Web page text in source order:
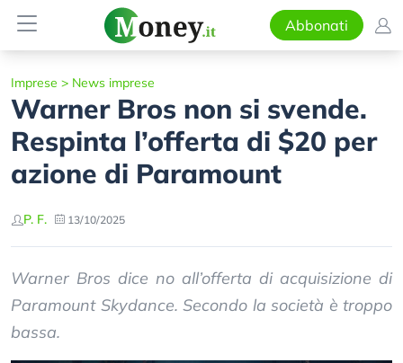
Abbonati
Imprese > News imprese
Warner Bros non si svende.
Respinta l’offerta di $20 per
azione di Paramount
P. F. 13/10/2025
Warner Bros dice no all’offerta di acquisizione di
Paramount Skydance. Secondo la società è troppo
bassa.